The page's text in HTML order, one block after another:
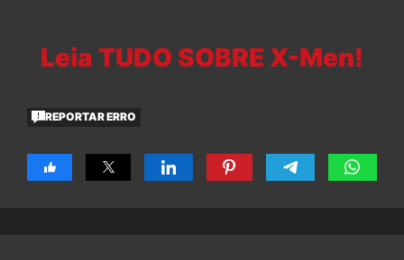
Leia TUDO SOBRE X-Men!
REPORTAR ERRO